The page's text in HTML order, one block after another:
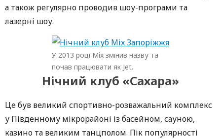
а також регулярно проводив шоу-програми та
лазерні шоу.
У 2013 році Mix змінив назву та
почав працювати як Jet.
Нічний клуб «Сахара»
Це був великий спортивно-розважальний комплекс
у Південному мікрорайоні із басейном, сауною,
казино та великим танцполом. Пік популярності